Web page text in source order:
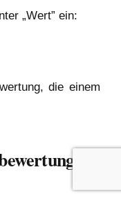
„Wert” ein:
die einem